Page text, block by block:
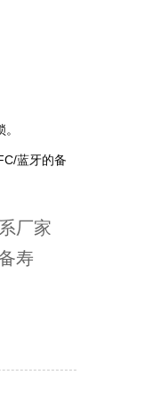
蓝牙的备
厂家
寿